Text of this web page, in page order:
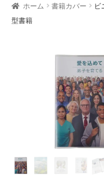
財布/キーホルダー
アウトレット
書籍カバー
ホーム 書籍カバー
ビ
型書籍